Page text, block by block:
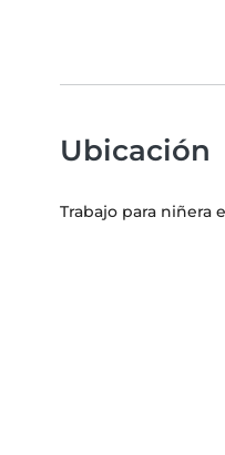
Ubicación
Trabajo para niñera